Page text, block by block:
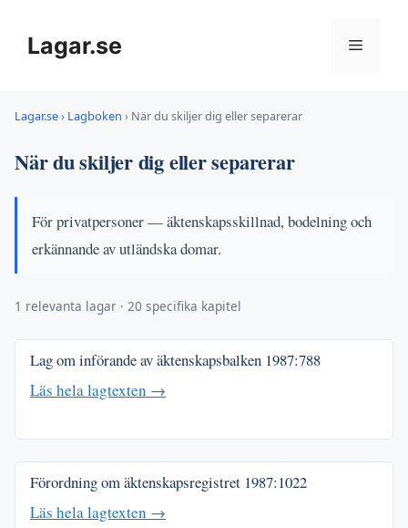
innehållLagar.se Meny
Lagar.se› Lagboken › När du skiljer dig eller separerar
När du skiljer dig eller separerar
För privatpersoner — äktenskapsskillnad, bodelning och
erkännande av utländska domar.
1 relevanta lagar · 20 specifika kapitel
Lag om införande av äktenskapsbalken 1987:788
Läs hela lagtexten →
Förordning om äktenskapsregistret 1987:1022
Läs hela lagtexten →